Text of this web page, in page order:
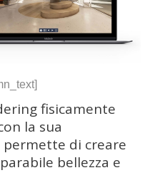
fisicamente
la sua
di creare
bellezza e